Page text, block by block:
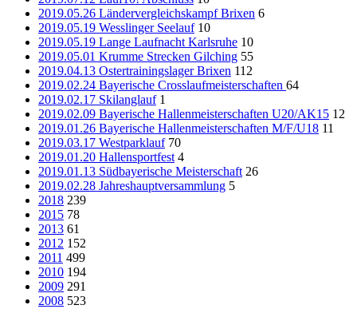
2019.05.26 Ländervergleichskampf Brixen 6
2019.05.19 Wesslinger Seelauf 10
2019.05.19 Lange Laufnacht Karlsruhe 10
2019.05.01 Krumme Strecken Gilching 55
2019.04.13 Ostertrainingslager Brixen 112
2019.02.24 Bayerische Crosslaufmeisterschaften 64
2019.02.17 Skilanglauf 1
2019.02.09 Bayerische Hallenmeisterschaften U20/AK15 12
2019.01.26 Bayerische Hallenmeisterschaften M/F/U18 11
2019.03.17 Westparklauf 70
2019.01.20 Hallensportfest 4
2019.01.13 Südbayerische Meisterschaft 26
2019.02.28 Jahreshauptversammlung 5
2018 239
2015 78
2013 61
2012 152
2011 499
2010 194
2009 291
2008 523